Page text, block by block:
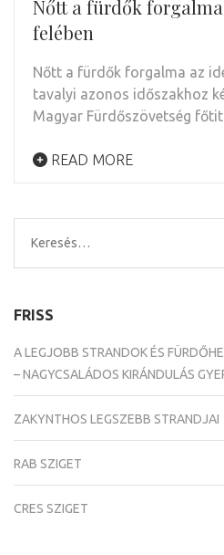
Nőtt a fürdők forgalma
felében
Nőtt a fürdők forgalma az
tavalyi azonos időszakhoz
Magyar Fürdőszövetség
READ MORE
Keresés:
FRISS
A LEGJOBB STRANDOK ÉS
– NAGYCSALÁDOS KIRÁNDULÁS
ZAKYNTHOS LEGSZEBB STRANDJAI
RAB SZIGET
CRES SZIGET